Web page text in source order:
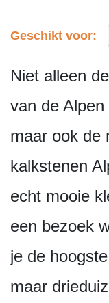
Geschikt voor:
Niet alleen
van de
maar ook de
kalkstenen
echt mooie
een bezoek
je de
maar